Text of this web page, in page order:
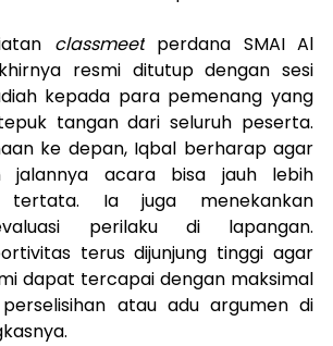
classmeet perdana SMAI Al
resmi ditutup dengan sesi
kepada para pemenang yang
tangan dari seluruh peserta.
ke depan, Iqbal berharap agar
jalannya acara bisa jauh lebih
Ia juga menekankan
perilaku di lapangan.
terus dijunjung tinggi agar
dapat tercapai dengan maksimal
atau adu argumen di